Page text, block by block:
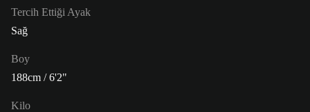
Tercih Ettiği Ayak
Sağ
Boy
188cm / 6'2"
Kilo